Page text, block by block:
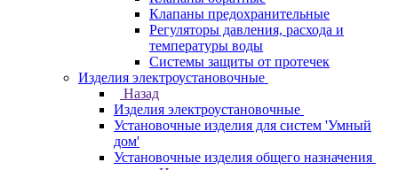
Клапаны предохранительные
Регуляторы давления, расхода и
температуры воды
Системы защиты от протечек
Изделия электроустановочные
Назад
Изделия электроустановочные
Установочные изделия для систем 'Умный
дом'
Установочные изделия общего назначения